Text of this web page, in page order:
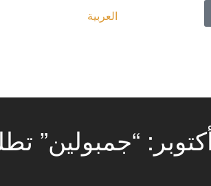
العربية
“جمبولين”